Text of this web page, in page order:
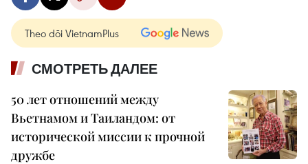
Theo dõi VietnamPlus
СМОТРЕТЬ ДАЛЕЕ
50 лет отношений между
Вьетнамом и Таиландом: от
исторической миссии к прочной
дружбе